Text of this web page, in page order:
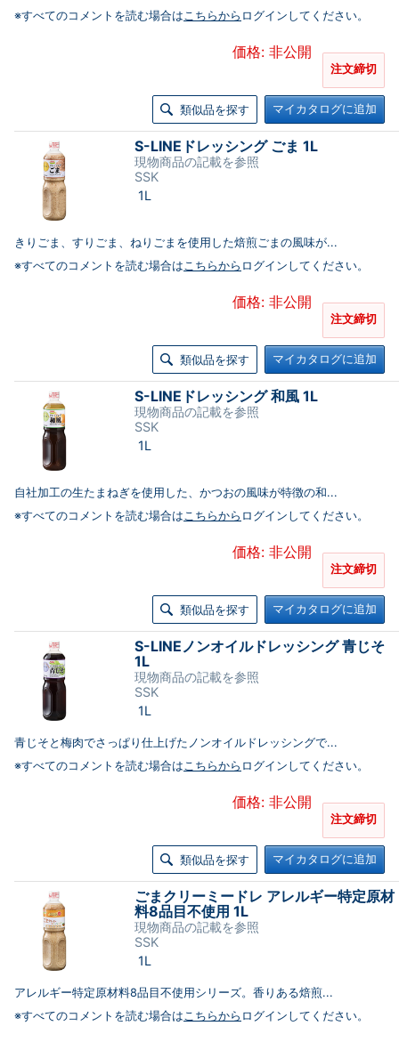
※すべてのコメントを読む場合はこちらから ログインしてください。
価格: 非公開
注文締切
類似品を探す マイカタログに追加
S-LINEドレッシング ごま 1L
現物商品の記載を参照
SSK
1L
きりごま、すりごま、ねりごまを使用した焙煎ごまの風味が...
※すべてのコメントを読む場合はこちらから ログインしてください。
価格: 非公開
注文締切
類似品を探す マイカタログに追加
S-LINEドレッシング 和風 1L
現物商品の記載を参照
SSK
1L
自社加工の生たまねぎを使用した、かつおの風味が特徴の和...
※すべてのコメントを読む場合はこちらから ログインしてください。
価格: 非公開
注文締切
類似品を探す マイカタログに追加
S-LINEノンオイルドレッシング 青じそ
1L
現物商品の記載を参照
SSK
1L
青じそと梅肉でさっぱり仕上げたノンオイルドレッシングで...
※すべてのコメントを読む場合はこちらから ログインしてください。
価格: 非公開
注文締切
類似品を探す マイカタログに追加
ごまクリーミードレ アレルギー特定原材
料8品目不使用 1L
現物商品の記載を参照
SSK
1L
アレルギー特定原材料8品目不使用シリーズ。香りある焙煎...
※すべてのコメントを読む場合はこちらから ログインしてください。